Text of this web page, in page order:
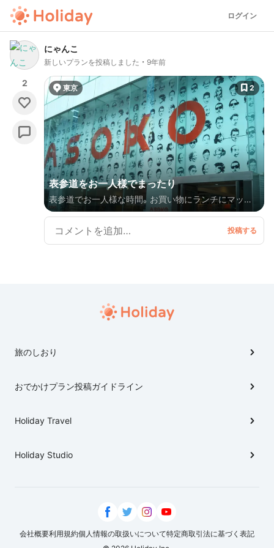
ログイン
にゃんこ
新しいプランを投稿しました 9年前
2 東京 2
表参道をお一人様でまったり
表参道でお一人様な時間。お買い物にランチにマッサ
ージ！癒やされます。
旅のしおり
おでかけプラン投稿ガイドライン
Holiday Travel
Holiday Studio
会社概要利用規約個人情報の取扱いについて特定商取引法に基づく表記